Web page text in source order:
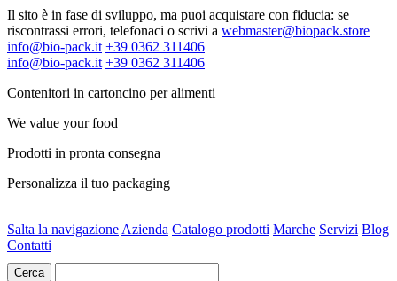
Il sito è in fase di sviluppo, ma puoi acquistare con fiducia: se
riscontrassi errori, telefonaci o scrivi a webmaster@biopack.store
info@bio-pack.it +39 0362 311406
info@bio-pack.it +39 0362 311406
Contenitori in cartoncino per alimenti
We value your food
Prodotti in pronta consegna
Personalizza il tuo packaging
Salta la navigazione Azienda Catalogo prodotti Marche Servizi Blog
Contatti
Cerca